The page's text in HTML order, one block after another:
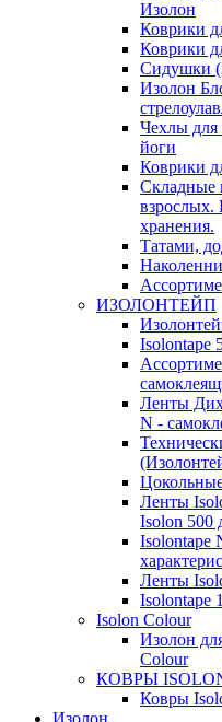
Изолон
Коврики
Коврики
Сидушки
Изолон
Чехлы для
йоги
Коврики
Складные
взрослых.
хранения.
Татами,
ИЗОЛОНТЕЙП
Isolontape
Ленты
N -
Ленты
Isolon 500
Isolontape
Ленты
Isolontape
Isolon Colour
Изолон
Colour
КОВРЫ
Ковры
Изолон